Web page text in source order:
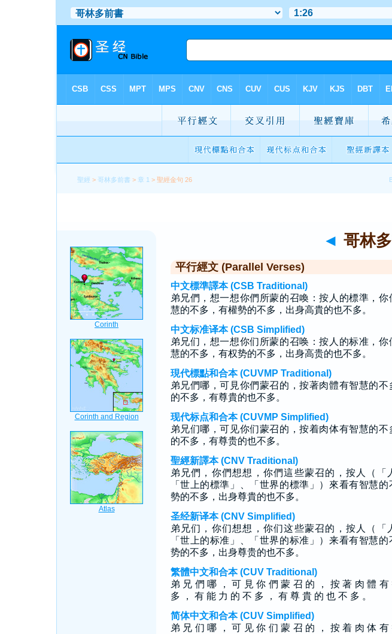
聖經 > 哥林多前書 > 章 1 > 聖經金句 26
◄ 哥林
平行經文 (Parallel Verses)
中文標準譯本 (CSB Traditional)
弟兄們，想一想你們所蒙的召喚：按人的標準，你
慧的不多，有權勢的不多，出身高貴的也不多。
中文标准译本 (CSB Simplified)
弟兄们，想一想你们所蒙的召唤：按人的标准，你
慧的不多，有权势的不多，出身高贵的也不多。
現代標點和合本 (CUVMP Traditional)
弟兄們哪，可見你們蒙召的，按著肉體有智慧的不
的不多，有尊貴的也不多。
现代标点和合本 (CUVMP Simplified)
弟兄们哪，可见你们蒙召的，按着肉体有智慧的不
的不多，有尊贵的也不多。
聖經新譯本 (CNV Traditional)
弟兄們，你們想想，你們這些蒙召的，按人（「
「世上的標準」、「世界的標準」）來看有智慧
勢的不多，出身尊貴的也不多。
圣经新译本 (CNV Simplified)
弟兄们，你们想想，你们这些蒙召的，按人（「
「世上的标准」、「世界的标准」）来看有智慧的
势的不多，出身尊贵的也不多。
繁體中文和合本 (CUV Traditional)
弟 兄 們 哪 ， 可 見 你 們 蒙 召 的 ， 按 著 肉 體 有
多 ， 有 能 力 的 不 多 ， 有 尊 貴 的 也 不 多 。
简体中文和合本 (CUV Simplified)
弟 兄 们 哪 ， 可 见 你 们 蒙 召 的 ， 按 着 肉 体 有